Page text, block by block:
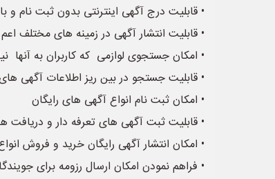
• قابلیت درج آگهی اینترنتی بدون ثبت نام و
• قابلیت انتشار آگهی در زمینه های مختلف
• امکان جستجوی لوازمی که کاربران به آنها
• قابلیت جستجو در بین ریز اطلاعات آگهی
• امکان ثبت نام انواع آگهی های رایگان
• قابلیت ثبت آگهی های تعرفه دار و دریافت
• امکان انتشار آگهی رایگان خرید و فروش
• فراهم نمودن امکان ارسال رزومه برای